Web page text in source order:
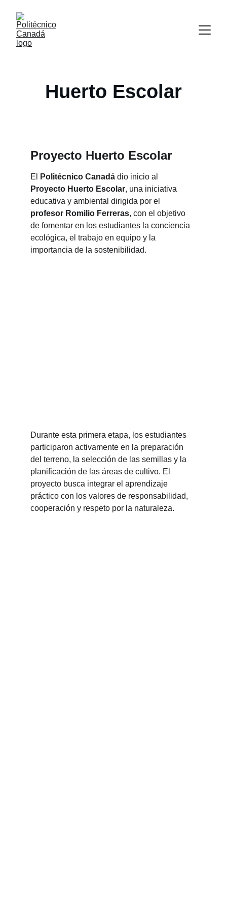
Huerto Escolar
Proyecto Huerto Escolar
El Politécnico Canadá dio inicio al
Proyecto Huerto Escolar, una iniciativa
educativa y ambiental dirigida por el
profesor Romilio Ferreras, con el objetivo
de fomentar en los estudiantes la conciencia
ecológica, el trabajo en equipo y la
importancia de la sostenibilidad.
Durante esta primera etapa, los estudiantes
participaron activamente en la preparación
del terreno, la selección de las semillas y la
planificación de las áreas de cultivo. El
proyecto busca integrar el aprendizaje
práctico con los valores de responsabilidad,
cooperación y respeto por la naturaleza.